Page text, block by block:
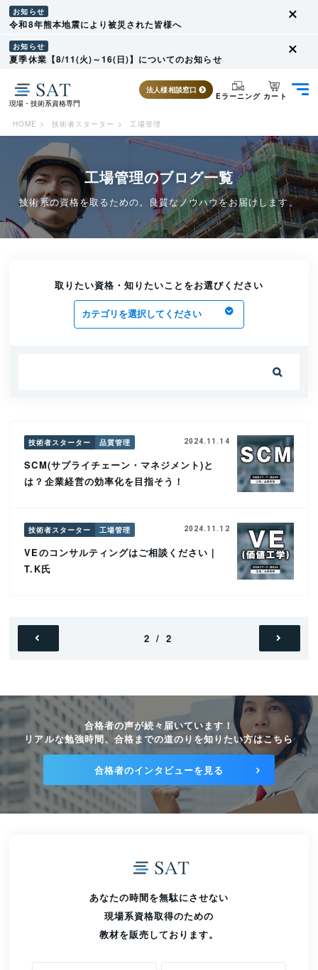
お知らせ
令和8年熊本地震により被災された皆様へ
お知らせ
夏季休業【8/11(火)～16(日)】についてのお知らせ
現場・技術系資格専門
法人様相談窓口
Eラーニング カート
HOME > 技術者スターター > 工場管理
工場管理のブログ一覧
技術系の資格を取るための。良質なノウハウをお届けします。
取りたい資格・知りたいことをお選びください

技術者スターター 品質管理 2024.11.14
SCM(サプライチェーン・マネジメント)と
は？企業経営の効率化を目指そう！
技術者スターター 工場管理 2024.11.12
VEのコンサルティングはご相談ください｜
T.K氏
2 / 2
合格者の声が続々届いています！
リアルな勉強時間、合格までの道のりを知りたい方はこちら
合格者のインタビューを見る
あなたの時間を無駄にさせない
現場系資格取得のための
教材を販売しております。